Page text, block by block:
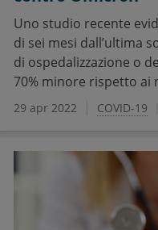
Uno studio recente
di sei mesi dall’ultima
di ospedalizzazione o
70% minore rispetto ai
29 apr 2022 COVID-19